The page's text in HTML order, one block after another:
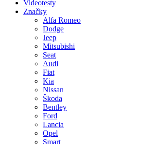
Videotesty
Značky
Alfa Romeo
Dodge
Jeep
Mitsubishi
Seat
Audi
Fiat
Kia
Nissan
Škoda
Bentley
Ford
Lancia
Opel
Smart